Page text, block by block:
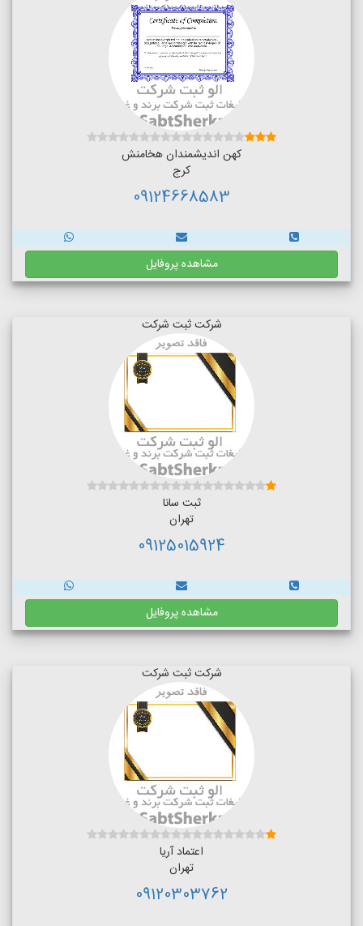
کهن اندیشمندان هخامنش
کرج
09124668583
مشاهده پروفایل
شرکت ثبت شرکت
ثبت سانا
تهران
09125015924
مشاهده پروفایل
شرکت ثبت شرکت
اعتماد آریا
تهران
09120303762